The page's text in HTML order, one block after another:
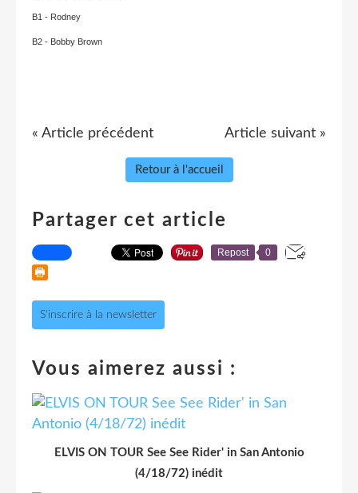
B1 - Rodney
B2 - Bobby Brown
« Article précédent Article suivant »
Retour à l'accueil
Partager cet article
Repost 0
S'inscrire à la newsletter
Vous aimerez aussi :
ELVIS ON TOUR See See Rider' in San Antonio
(4/18/72) inédit